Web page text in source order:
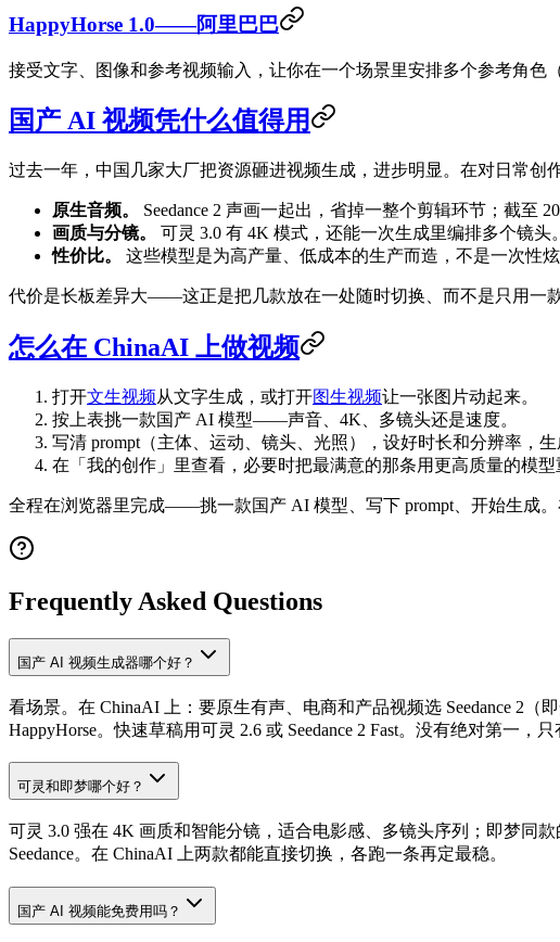
HappyHorse 1.0——阿里巴巴
接受文字、图像和参考视频输入，让你在一个场景里安排多个参考角色
国产 AI 视频凭什么值得用
过去一年，中国几家大厂把资源砸进视频生成，进步明显。在对日常创
原生音频。
Seedance 2 声画一起出，省掉一整个剪辑环节；截至
画质与分镜。
可灵 3.0 有 4K 模式，还能一次生成里编排多个镜头。
性价比。
这些模型是为高产量、低成本的生产而造，不是一次性炫
代价是长板差异大——这正是把几款放在一处随时切换、而不是只用一
怎么在 ChinaAI 上做视频
打开文生视频从文字生成，或打开图生视频让一张图片动起来。
按上表挑一款国产 AI 模型——声音、4K、多镜头还是速度。
写清 prompt（主体、运动、镜头、光照），设好时长和分辨率，生
在「我的创作」里查看，必要时把最满意的那条用更高质量的模型
全程在浏览器里完成——挑一款国产 AI 模型、写下 prompt、开始生成。
Frequently Asked Questions
国产 AI 视频生成器哪个好？
看场景。在 ChinaAI 上：要原生有声、电商和产品视频选 Seedance 2
HappyHorse。快速草稿用可灵 2.6 或 Seedance 2 Fast。没有绝对第一，
可灵和即梦哪个好？
可灵 3.0 强在 4K 画质和智能分镜，适合电影感、多镜头序列；即梦同
Seedance。在 ChinaAI 上两款都能直接切换，各跑一条再定最稳。
国产 AI 视频能免费用吗？